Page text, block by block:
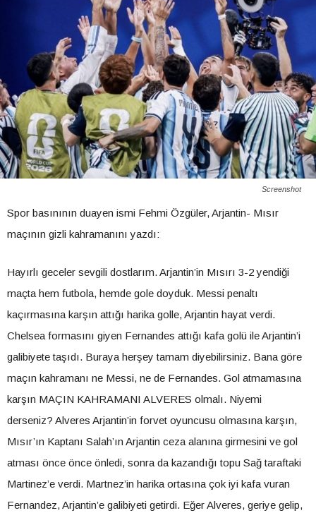
Screenshot
Spor basınının duayen ismi Fehmi Özgüler, Arjantin- Mısır
maçının gizli kahramanını yazdı:
Hayırlı geceler sevgili dostlarım. Arjantin’in Mısırı 3-2 yendiği
maçta hem futbola, hemde gole doyduk. Messi penaltı
kaçırmasına karşın attığı harika golle, Arjantin hayat verdi.
Chelsea formasını giyen Fernandes attığı kafa golü ile Arjantin’i
galibiyete taşıdı. Buraya herşey tamam diyebilirsiniz. Bana göre
maçın kahramanı ne Messi, ne de Fernandes. Gol atmamasına
karşın MAÇIN KAHRAMANI ALVERES olmalı. Niyemi
derseniz? Alveres Arjantin’in forvet oyuncusu olmasına karşın,
Mısır’ın Kaptanı Salah’ın Arjantin ceza alanına girmesini ve gol
atması önce önce önledi, sonra da kazandığı topu Sağ taraftaki
Martinez’e verdi. Martnez’in harika ortasına çok iyi kafa vuran
Fernandez, Arjantin’e galibiyeti getirdi. Eğer Alveres, geriye gelip,